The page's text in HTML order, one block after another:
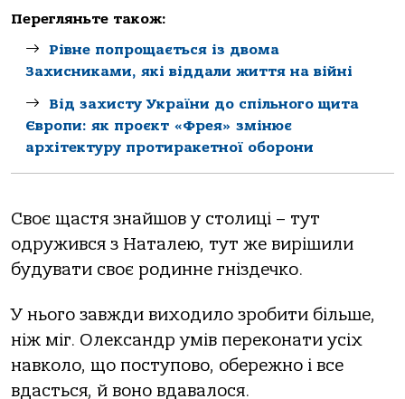
Перегляньте також:
Рівне попрощається із двома
Захисниками, які віддали життя на війні
Від захисту України до спільного щита
Європи: як проєкт «Фрея» змінює
архітектуру протиракетної оборони
Своє щастя знайшов у столиці – тут
одружився з Наталею, тут же вирішили
будувати своє родинне гніздечко.
У нього завжди виходило зробити більше,
ніж міг. Олександр умів переконати усіх
навколо, що поступово, обережно і все
вдасться, й воно вдавалося.